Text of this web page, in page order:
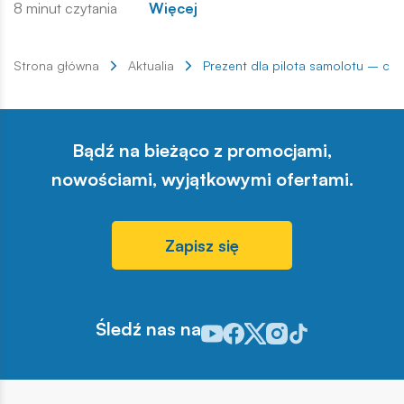
8 minut czytania Więcej
Strona główna Aktualia Prezent dla pilota samolotu – co
Bądź na bieżąco z promocjami,
nowościami, wyjątkowymi ofertami.
Zapisz się
Śledź nas naOdwiedź nasz profil w serwisie
Odwiedź nasz profil w
Odwiedź nasz profil w
Odwiedź nasz profil w
Odwiedź nasz